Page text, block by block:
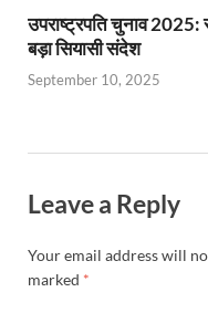
उपराष्ट्रपति चुनाव 2025:
बड़ा सियासी संदेश
September 10, 2025
Leave a Reply
Your email address will
marked *